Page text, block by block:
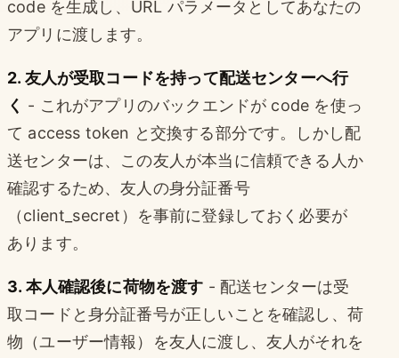
code を生成し、URL パラメータとしてあなたの
アプリに渡します。
2. 友人が受取コードを持って配送センターへ行
く - これがアプリのバックエンドが code を使っ
て access token と交換する部分です。しかし配
送センターは、この友人が本当に信頼できる人か
確認するため、友人の身分証番号
（client_secret）を事前に登録しておく必要が
あります。
3. 本人確認後に荷物を渡す - 配送センターは受
取コードと身分証番号が正しいことを確認し、荷
物（ユーザー情報）を友人に渡し、友人がそれを